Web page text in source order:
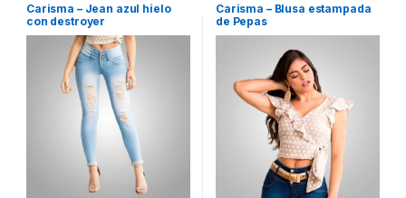
Carisma – Jean azul hielo
con destroyer
Carisma – Blusa estampada
de Pepas